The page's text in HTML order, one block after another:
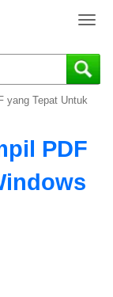
T
g
g
a
yang Tepat Untuk
PDF